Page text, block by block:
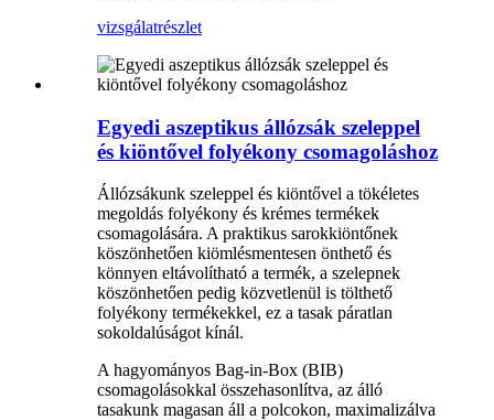
vizsgálatrészlet
Egyedi aszeptikus állózsák szeleppel
és kiöntővel folyékony csomagoláshoz
Állózsákunk szeleppel és kiöntővel a tökéletes
megoldás folyékony és krémes termékek
csomagolására. A praktikus sarokkiöntőnek
köszönhetően kiömlésmentesen önthető és
könnyen eltávolítható a termék, a szelepnek
köszönhetően pedig közvetlenül is tölthető
folyékony termékekkel, ez a tasak páratlan
sokoldalúságot kínál.
A hagyományos Bag-in-Box (BIB)
csomagolásokkal összehasonlítva, az álló
tasakunk magasan áll a polcokon, maximalizálva